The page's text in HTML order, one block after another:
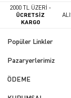
2000 TL ÜZERİ -
ÜCRETSİZ
KARGO
Popüler Linkler
Pazaryerlerimiz
ÖDEME